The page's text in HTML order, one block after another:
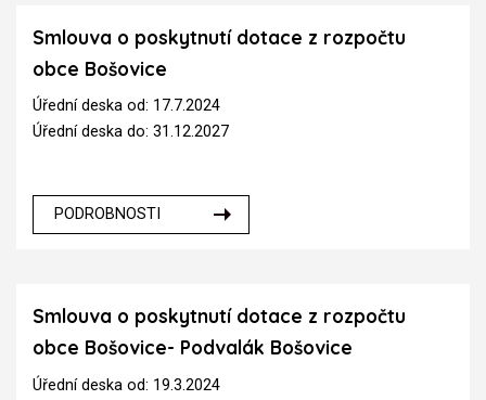
Smlouva o poskytnutí dotace z rozpočtu
obce Bošovice
Úřední deska od: 17.7.2024
Úřední deska do: 31.12.2027
PODROBNOSTI
Smlouva o poskytnutí dotace z rozpočtu
obce Bošovice- Podvalák Bošovice
Úřední deska od: 19.3.2024